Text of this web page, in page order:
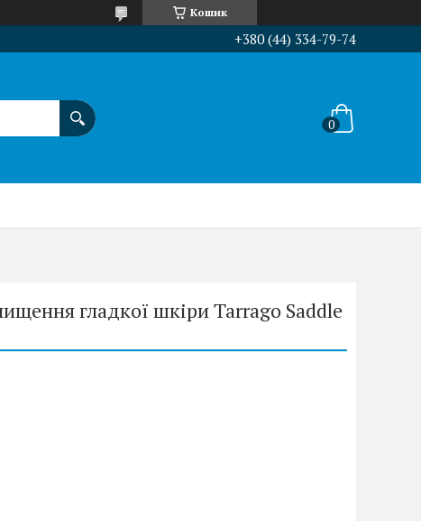
Кошик
+380 (44) 334-79-74
гладкої шкіри Tarrago Saddle